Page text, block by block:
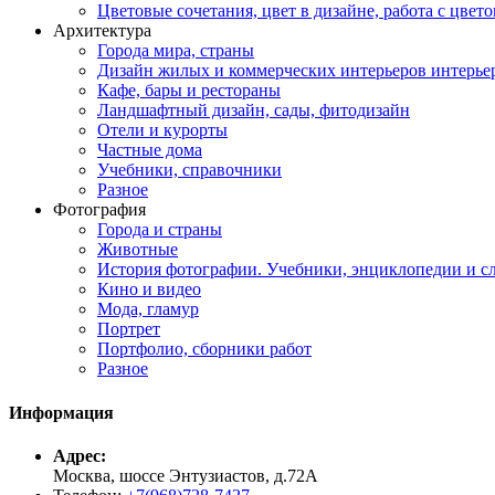
Цветовые сочетания, цвет в дизайне, работа с
Архитектура
Города мира, страны
Дизайн жилых и коммерческих интерьеров
Кафе, бары и рестораны
Ландшафтный дизайн, сады, фитодизайн
Отели и курорты
Частные дома
Учебники, справочники
Разное
Фотография
Города и страны
Животные
История фотографии. Учебники, энциклопедии и
Кино и видео
Мода, гламур
Портрет
Портфолио, сборники работ
Разное
Информация
Адрес:
Москва, шоссе Энтузиастов, д.72А